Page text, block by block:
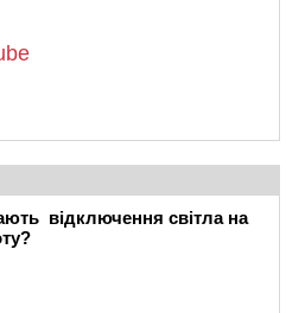
відключення світла на